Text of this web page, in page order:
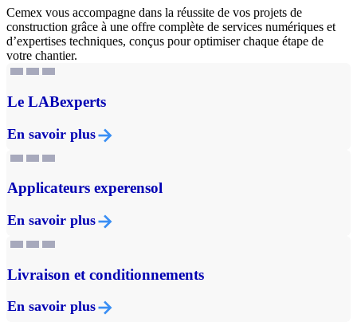
Cemex vous accompagne dans la réussite de vos projets de
construction grâce à une offre complète de services numériques et
d’expertises techniques, conçus pour optimiser chaque étape de
votre chantier.
Le LABexperts
En savoir plus
Applicateurs experensol
En savoir plus
Livraison et conditionnements
En savoir plus